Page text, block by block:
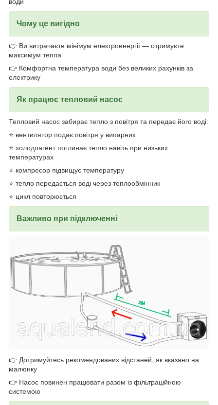
Чому це вигідно
👉 Ви витрачаєте мінімум електроенергії — отримуєте
максимум тепла
👉 Комфортна температура води без великих рахунків за
електрику
Як працює тепловий насос
Тепловий насос забирає тепло з повітря та передає його воді:
⭐ вентилятор подає повітря у випарник
⭐ холодоагент поглинає тепло навіть при низьких
температурах
⭐ компресор підвищує температуру
⭐ тепло передається воді через теплообмінник
⭐ цикл повторюється
Важливо при підключенні
👉 Дотримуйтесь рекомендованих відстаней, як вказано на
малюнку
👉 Насос повинен працювати разом із фільтраційною
системою